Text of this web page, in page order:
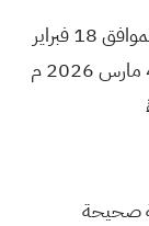
وذلك يوم الأربعاء من 1 رمضان 1447 هـ الموافق 18 فبراير
صحيحة